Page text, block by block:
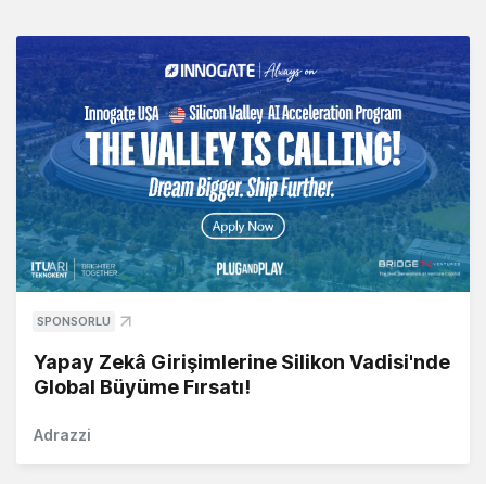
SPONSORLU
Yapay Zekâ Girişimlerine Silikon Vadisi'nde
Global Büyüme Fırsatı!
Adrazzi